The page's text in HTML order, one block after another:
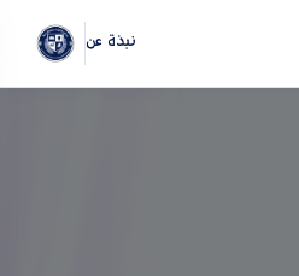
نبذة عن